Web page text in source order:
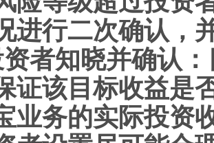
进行二次确认，
者知晓并确认
证该目标收益是
业务的实际投资